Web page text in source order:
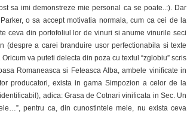
sa imi demonstreze mie personal ca se poate..:). Dar
o sa accept motivatia normala, cum ca cei de la
ceva din portofoliul lor de vinuri si anume vinurile seci
(despre a carei branduire usor perfectionabila si texte
Oricum va puteti delecta din poza cu textul “zglobiu” scris
Romaneasca si Feteasca Alba, ambele vinificate in
producatori, exista in gama Simpozion a celor de la
adica: Grasa de Cotnari vinificata in Sec. Un
pentru ca, din cunostintele mele, nu exista ceva